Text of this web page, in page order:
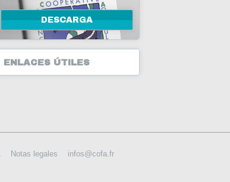
DESCARGA
ENLACES ÚTILES
Notas legales infos@cofa.fr